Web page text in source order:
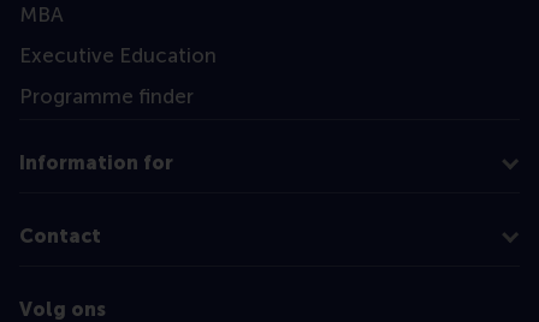
MBA
Executive Education
Programme finder
Information for
Contact
Volg ons